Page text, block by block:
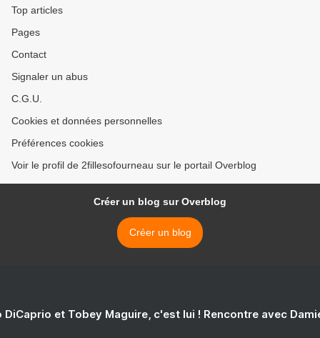
Top articles
Pages
Contact
Signaler un abus
C.G.U.
Cookies et données personnelles
Préférences cookies
Voir le profil de 2fillesofourneau sur le portail Overblog
Créer un blog sur Overblog
Créer un blog
DiCaprio et Tobey Maguire, c'est lui ! Rencontre avec